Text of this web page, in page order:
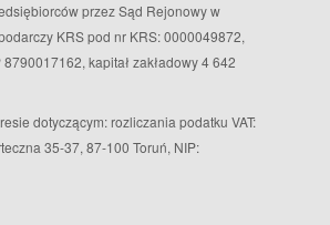
przez Sąd Rejonowy w
KRS pod nr KRS: 0000049872,
kapitał zakładowy 4 642
dotyczącym: rozliczania podatku VAT:
35-37, 87-100 Toruń, NIP: